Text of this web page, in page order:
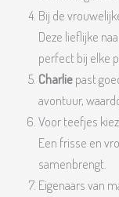
Bij de
Deze lieflijke
perfect bij elke
Charliepast
avontuur,
Voor teefjes
Een frisse en
samenbrengt.
Eigenaars van